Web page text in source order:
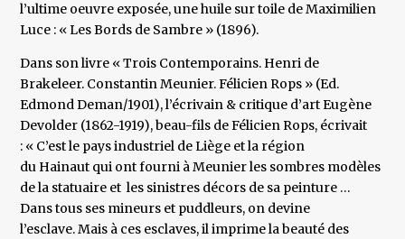
l’ultime oeuvre exposée, une huile sur toile de Maximilien
Luce : « Les Bords de Sambre » (1896).
Dans son livre « Trois Contemporains. Henri de
Brakeleer. Constantin Meunier. Félicien Rops » (Ed.
Edmond Deman/1901), l’écrivain & critique d’art Eugène
Devolder (1862-1919), beau-fils de Félicien Rops, écrivait
: « C’est le pays industriel de Liège et la région
du Hainaut qui ont fourni à Meunier les sombres modèles
de la statuaire et les sinistres décors de sa peinture …
Dans tous ses mineurs et puddleurs, on devine
l’esclave. Mais à ces esclaves, il imprime la beauté des